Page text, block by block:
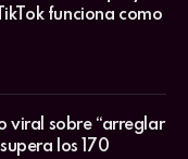
funciona como
viral sobre “arreglar
los 170